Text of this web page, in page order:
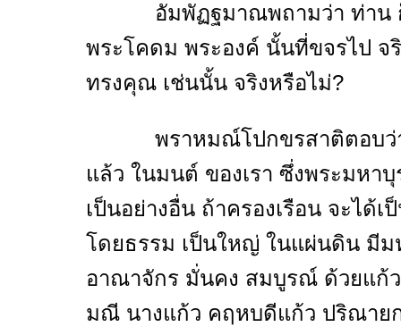
อัมพัฏฐมาณพถามว่า ท่าน ก็ไ
พระโคดม พระองค์ นั้นที่ขจรไป จ
ทรงคุณ เช่นนั้น จริงหรือไม่?
พราหมณ์โปกขรสาติตอบว่าพ่
แล้ว ในมนต์ ของเรา ซึ่งพระมหา
เป็นอย่างอื่น ถ้าครองเรือน จะได้
โดยธรรม เป็นใหญ่ ในแผ่นดิน มี
อาณาจักร มั่นคง สมบูรณ์ ด้วยแก้
มณี นางแก้ว คฤหบดีแก้ว ปริณาย